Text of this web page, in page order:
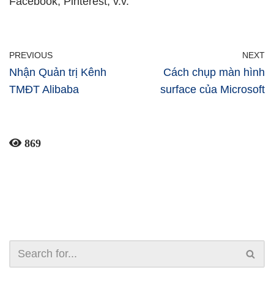
PREVIOUS
Nhận Quản trị Kênh
TMĐT Alibaba
NEXT
Cách chụp màn hình
surface của Microsoft
869